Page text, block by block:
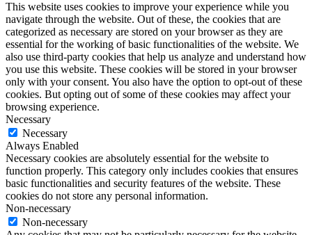
This website uses cookies to improve your experience while you
navigate through the website. Out of these, the cookies that are
categorized as necessary are stored on your browser as they are
essential for the working of basic functionalities of the website. We
also use third-party cookies that help us analyze and understand how
you use this website. These cookies will be stored in your browser
only with your consent. You also have the option to opt-out of these
cookies. But opting out of some of these cookies may affect your
browsing experience.
Necessary
Necessary
Always Enabled
Necessary cookies are absolutely essential for the website to
function properly. This category only includes cookies that ensures
basic functionalities and security features of the website. These
cookies do not store any personal information.
Non-necessary
Non-necessary